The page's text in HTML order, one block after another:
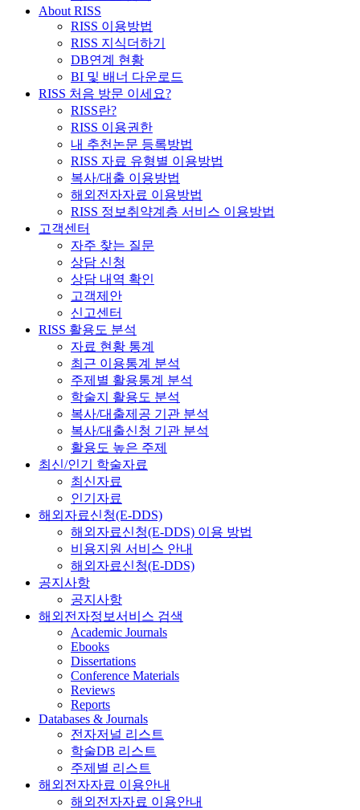
About RISS
RISS 이용방법
RISS 지식더하기
DB연계 현황
BI 및 배너 다운로드
RISS 처음 방문 이세요?
RISS란?
RISS 이용권한
내 추천논문 등록방법
RISS 자료 유형별 이용방법
복사/대출 이용방법
해외전자자료 이용방법
RISS 정보취약계층 서비스 이용방법
고객센터
자주 찾는 질문
상담 신청
상담 내역 확인
고객제안
신고센터
RISS 활용도 분석
자료 현황 통계
최근 이용통계 분석
주제별 활용통계 분석
학술지 활용도 분석
복사/대출제공 기관 분석
복사/대출신청 기관 분석
활용도 높은 주제
최신/인기 학술자료
최신자료
인기자료
해외자료신청(E-DDS)
해외자료신청(E-DDS) 이용 방법
비용지원 서비스 안내
해외자료신청(E-DDS)
공지사항
공지사항
해외전자정보서비스 검색
Academic Journals
Ebooks
Dissertations
Conference Materials
Reviews
Reports
Databases & Journals
전자저널 리스트
학술DB 리스트
주제별 리스트
해외전자자료 이용안내
해외전자자료 이용안내